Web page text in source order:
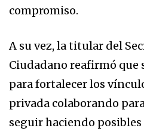
compromiso.
A su vez, la titular del
Ciudadano reafirmó que
para fortalecer los
privada colaborando
seguir haciendo